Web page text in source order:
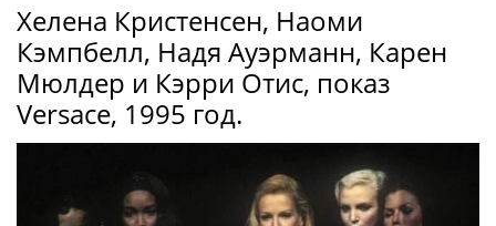
Хелена Кристенсен, Наоми
Кэмпбелл, Надя Ауэрманн, Карен
Мюлдер и Кэрри Отис, показ
Versace, 1995 год.